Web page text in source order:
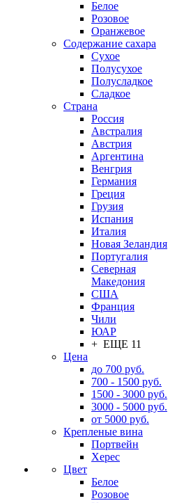
Белое
Розовое
Оранжевое
Содержание сахара
Сухое
Полусухое
Полусладкое
Сладкое
Страна
Россия
Австралия
Австрия
Аргентина
Венгрия
Германия
Греция
Грузия
Испания
Италия
Новая Зеландия
Португалия
Северная
Македония
США
Франция
Чили
ЮАР
+ ЕЩЕ 11
Цена
до 700 руб.
700 - 1500 руб.
1500 - 3000 руб.
3000 - 5000 руб.
от 5000 руб.
Крепленые вина
Портвейн
Херес
Цвет
Белое
Розовое